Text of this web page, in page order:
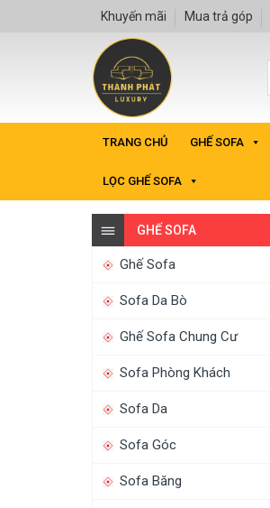
Khuyến mãi Mua trả góp
TRANG CHỦ GHẾ SOFA
LỌC GHẾ SOFA
GHẾ SOFA
Ghế Sofa
Sofa Da Bò
Ghế Sofa Chung Cư
Sofa Phòng Khách
Sofa Da
Sofa Góc
Sofa Băng